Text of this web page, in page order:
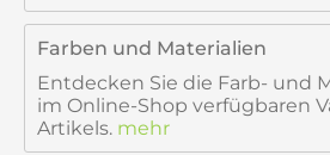
Farben und Materialien
Entdecken Sie die Farb- und
im Online-Shop verfügbaren
Artikels. mehr